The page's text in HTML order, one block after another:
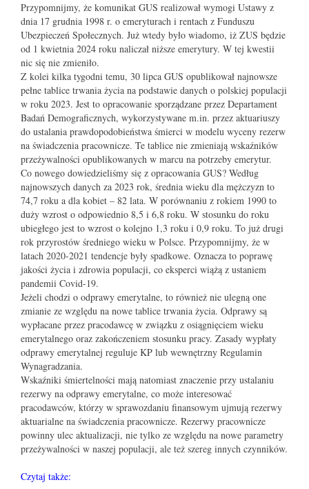
Przypomnijmy, że komunikat GUS realizował wymogi Ustawy z
dnia 17 grudnia 1998 r. o emeryturach i rentach z Funduszu
Ubezpieczeń Społecznych. Już wtedy było wiadomo, iż ZUS będzie
od 1 kwietnia 2024 roku naliczał niższe emerytury. W tej kwestii
nic się nie zmieniło.
Z kolei kilka tygodni temu, 30 lipca GUS opublikował najnowsze
pełne tablice trwania życia na podstawie danych o polskiej populacji
w roku 2023. Jest to opracowanie sporządzane przez Departament
Badań Demograficznych, wykorzystywane m.in. przez aktuariuszy
do ustalania prawdopodobieństwa śmierci w modelu wyceny rezerw
na świadczenia pracownicze. Te tablice nie zmieniają wskaźników
przeżywalności opublikowanych w marcu na potrzeby emerytur.
Co nowego dowiedzieliśmy się z opracowania GUS? Według
najnowszych danych za 2023 rok, średnia wieku dla mężczyzn to
74,7 roku a dla kobiet – 82 lata. W porównaniu z rokiem 1990 to
duży wzrost o odpowiednio 8,5 i 6,8 roku. W stosunku do roku
ubiegłego jest to wzrost o kolejno 1,3 roku i 0,9 roku. To już drugi
rok przyrostów średniego wieku w Polsce. Przypomnijmy, że w
latach 2020-2021 tendencje były spadkowe. Oznacza to poprawę
jakości życia i zdrowia populacji, co eksperci wiążą z ustaniem
pandemii Covid-19.
Jeżeli chodzi o odprawy emerytalne, to również nie ulegną one
zmianie ze względu na nowe tablice trwania życia. Odprawy są
wypłacane przez pracodawcę w związku z osiągnięciem wieku
emerytalnego oraz zakończeniem stosunku pracy. Zasady wypłaty
odprawy emerytalnej reguluje KP lub wewnętrzny Regulamin
Wynagradzania.
Wskaźniki śmiertelności mają natomiast znaczenie przy ustalaniu
rezerwy na odprawy emerytalne, co może interesować
pracodawców, którzy w sprawozdaniu finansowym ujmują rezerwy
aktuarialne na świadczenia pracownicze. Rezerwy pracownicze
powinny ulec aktualizacji, nie tylko ze względu na nowe parametry
przeżywalności w naszej populacji, ale też szereg innych czynników.
Czytaj także: